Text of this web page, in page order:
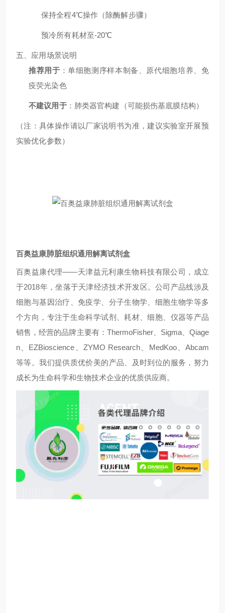
保持全程4℃操作（除酶解步骤）
预冷所有耗材至-20℃
五、应用场景说明
推荐用于 ：单细胞测序样本制备、原代细胞培养、免
疫荧光染色
不建议用于：肺类器官构建（可能损伤基底膜结构）
（注：具体操作请以厂家说明书为准，建议实验室开展预
实验优化参数）
百奥益康肺脏组织通用解离试剂盒
百奥益康代理——天津益元利康生物科技有限公司， 成立
于2018年，坐落于天津经济技术开发区。公司产品线涉及
细胞与基因治疗、免疫学、分子生物学、细胞生物学等多
个方向，专注于生命科学试剂、耗材、细胞、仪器等产品
销售，经营的品牌主要有： ThermoFisher、 Sigma、 Qiage
n
EZBioscience ZYMO Research MedKoo、Abcam
等等。我们提供质优价美的产品、及时到位的服务，努力
成长为生命科学和生物技术企业的优质供应商。